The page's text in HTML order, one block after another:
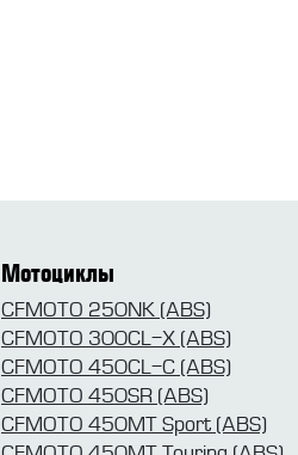
Мотоциклы
CFMOTO 250NK (ABS)
CFMOTO 300CL-X (ABS)
CFMOTO 450CL-C (ABS)
CFMOTO 450SR (ABS)
CFMOTO 450MT Sport (ABS)